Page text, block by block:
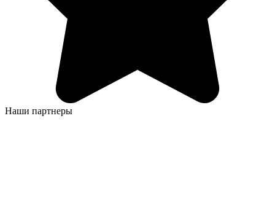
Наши партнеры